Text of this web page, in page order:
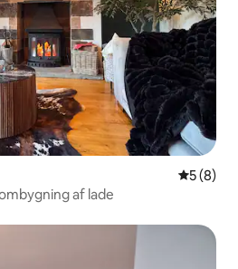
5 ud af 5
5 (8)
af lade